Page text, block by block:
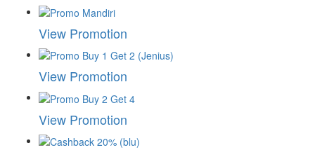
View Promotion
View Promotion
View Promotion